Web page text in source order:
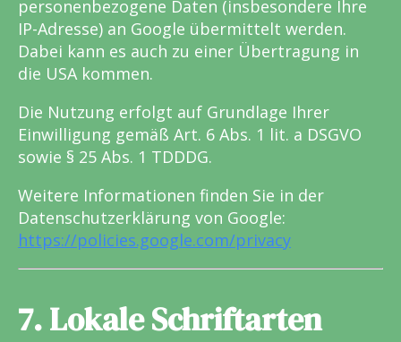
personenbezogene Daten (insbesondere Ihre
IP-Adresse) an Google übermittelt werden.
Dabei kann es auch zu einer Übertragung in
die USA kommen.
Die Nutzung erfolgt auf Grundlage Ihrer
Einwilligung gemäß Art. 6 Abs. 1 lit. a DSGVO
sowie § 25 Abs. 1 TDDDG.
Weitere Informationen finden Sie in der
Datenschutzerklärung von Google:
https://policies.google.com/privacy
7. Lokale Schriftarten